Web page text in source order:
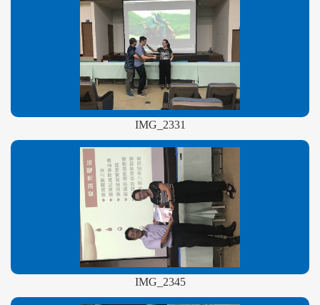
IMG_2331
IMG_2345